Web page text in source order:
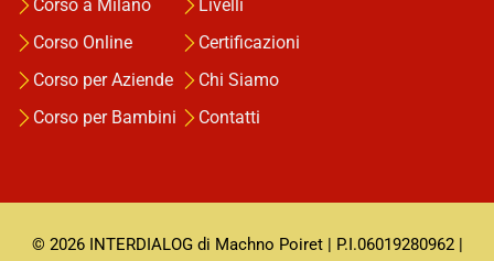
Corso a Milano
Corso Online
Corso per Aziende
Corso per Bambini
Livelli
Certificazioni
Chi Siamo
Contatti
© 2026 INTERDIALOG di Machno Poiret | P.I.06019280962 |